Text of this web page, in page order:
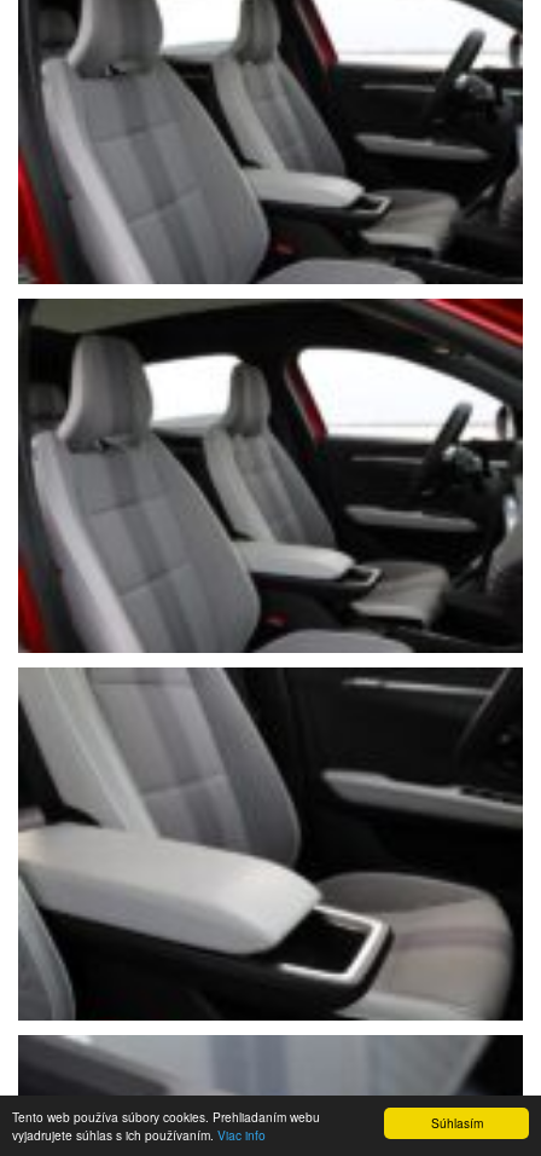
Súhlasím
Tento web používa súbory cookies. Prehliadaním webu
vyjadrujete súhlas s ich používaním. Viac info